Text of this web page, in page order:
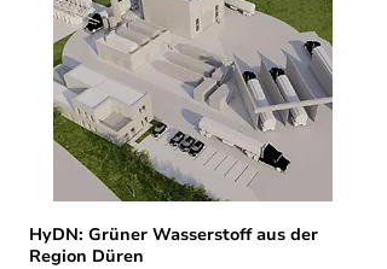
HyDN: Grüner Wasserstoff aus der
Region Düren